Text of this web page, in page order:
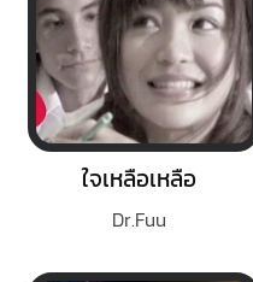
ใจเหลือเหลือ
Dr.Fuu